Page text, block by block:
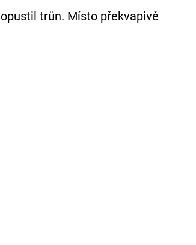
trůn. Místo překvapivě